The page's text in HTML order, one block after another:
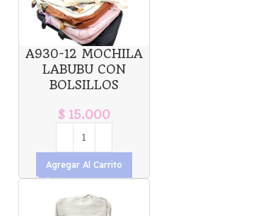
A930-12 MOCHILA
LABUBU CON
BOLSILLOS
$15.000
Agregar Al Carrito